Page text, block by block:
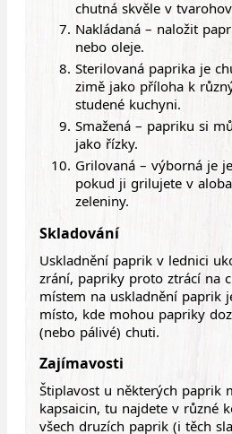
chutná skvěle v
Nakládaná – naložit
nebo oleje.
Sterilovaná paprika je
zimě jako příloha k
studené kuchyni.
Smažená – papriku si
jako řízky.
Grilovaná – výborná je
pokud ji grilujete v
zeleniny.
Skladování
Uskladnění paprik v lednici
zrání, papriky proto ztrácí na
místem na uskladnění paprik
místo, kde mohou papriky
(nebo pálivé) chuti.
Zajímavosti
Štiplavost u některých paprik
kapsaicin, tu najdete v různé
všech druzích paprik (i těch